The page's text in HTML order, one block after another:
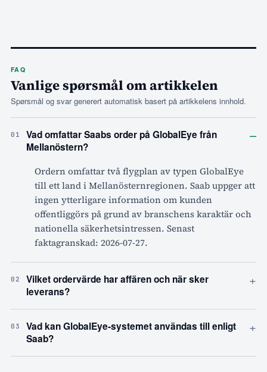
FAQ
Vanlige spørsmål om artikkelen
Spørsmål og svar generert automatisk basert på artikkelens innhold.
01
Vad omfattar Saabs order på GlobalEye från
Mellanöstern?
–
Ordern omfattar två flygplan av typen GlobalEye
till ett land i Mellanösternregionen. Saab uppger att
ingen ytterligare information om kunden
offentliggörs på grund av branschens karaktär och
nationella säkerhetsintressen. Senast
faktagranskad: 2026-07-27.
02
Vilket ordervärde har affären och när sker
leverans?
+
03
Vad kan GlobalEye-systemet användas till enligt
Saab?
+